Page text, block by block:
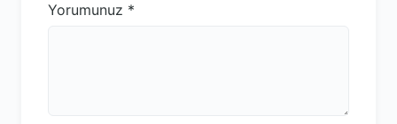
Yorumunuz *